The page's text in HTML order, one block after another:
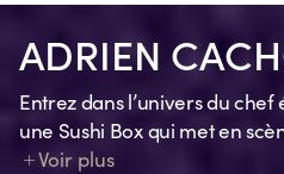
ADRIEN
Entrez dans l’univers du
une Sushi Box qui met en
Chaque création traduit un
Voir plus